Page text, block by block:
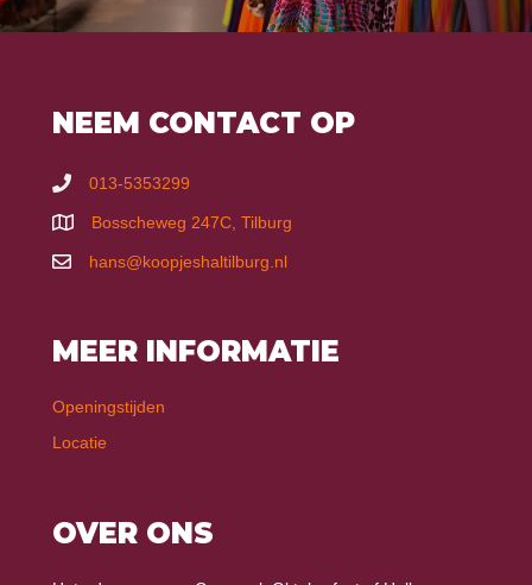
NEEM CONTACT OP
013-5353299
Bosscheweg 247C, Tilburg
hans@koopjeshaltilburg.nl
MEER INFORMATIE
Openingstijden
Locatie
OVER ONS